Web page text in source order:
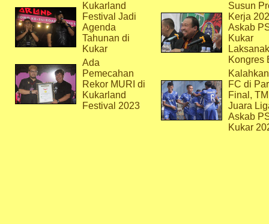
Kukarland
Festival Jadi
Agenda
Tahunan di
Kukar
Ada
Pemecahan
Rekor MURI di
Kukarland
Festival 2023
Susun
Kerja
Askab
Kukar
Kongres
FC di
Final,
Juara
Askab
Kukar